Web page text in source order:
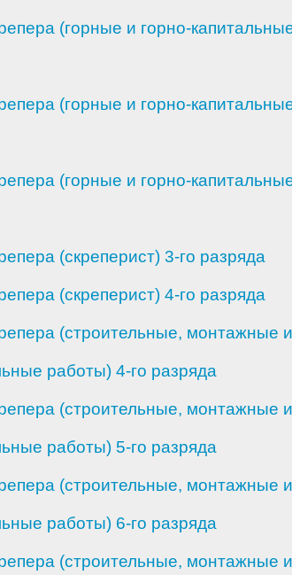
(горные и горно-
(горные и горно-
(горные и горно-
(скреперист) 3-го разряда
(скреперист) 4-го разряда
(строительные, монтажные и
работы) 4-го разряда
(строительные, монтажные и
работы) 5-го разряда
(строительные, монтажные и
работы) 6-го разряда
(строительные, монтажные и